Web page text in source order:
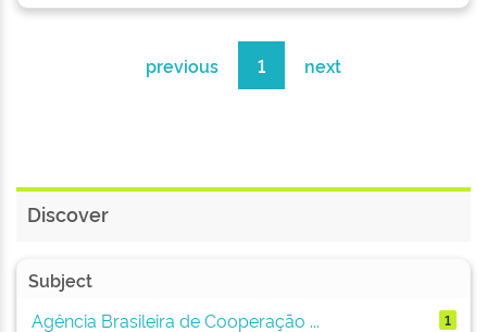
previous 1 next
Discover
Subject
Agência Brasileira de Cooperação ...
1